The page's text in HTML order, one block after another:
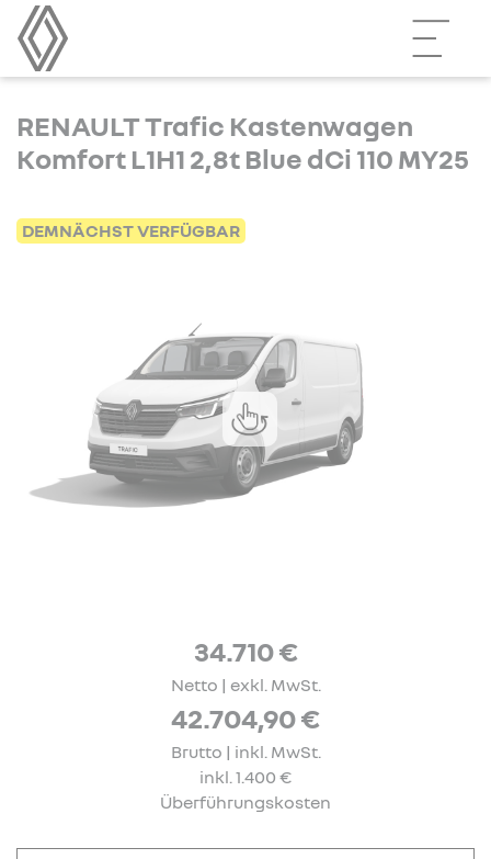
RENAULT Trafic Kastenwagen
Komfort L1H1 2,8t Blue dCi 110 MY25
DEMNÄCHST VERFÜGBAR
34.710 €
Netto | exkl. MwSt.
42.704,90 €
Brutto | inkl. MwSt.
inkl. 1.400 €
Überführungskosten